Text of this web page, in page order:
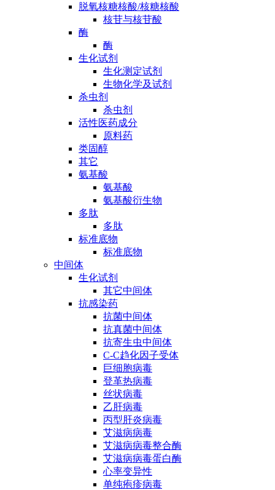
脱氧核糖核酸/核糖核酸
核苷与核苷酸
酶
酶
生化试剂
生化测定试剂
生物化学及试剂
杀虫剂
杀虫剂
活性医药成分
原料药
类固醇
其它
氨基酸
氨基酸
氨基酸衍生物
多肽
多肽
标准底物
标准底物
中间体
生化试剂
其它中间体
抗感染药
抗菌中间体
抗真菌中间体
抗寄生虫中间体
C-C趋化因子受体
巨细胞病毒
登革热病毒
丝状病毒
乙肝病毒
丙型肝炎病毒
艾滋病病毒
艾滋病病毒整合酶
艾滋病病毒蛋白酶
心率变异性
单纯疱疹病毒